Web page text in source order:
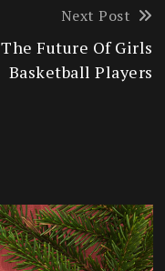
Next Post
The Future Of Girls
Basketball Players